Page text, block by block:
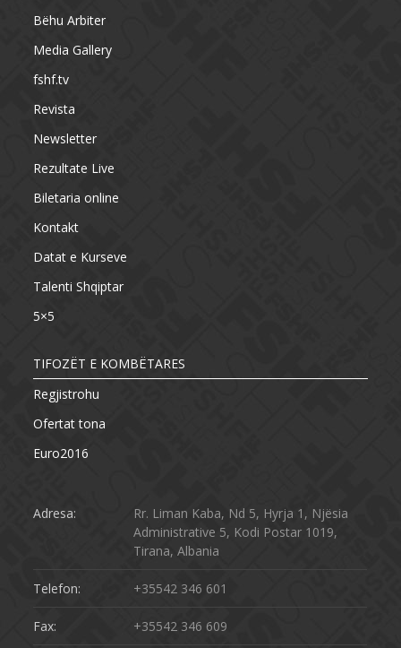
Bëhu Arbiter
Media Gallery
fshf.tv
Revista
Newsletter
Rezultate Live
Biletaria online
Kontakt
Datat e Kurseve
Talenti Shqiptar
5×5
TIFOZËT E KOMBËTARES
Regjistrohu
Ofertat tona
Euro2016
Adresa:
Rr. Liman Kaba, Nd 5, Hyrja 1, Njësia
Administrative 5, Kodi Postar 1019,
Tirana, Albania
Telefon: +35542 346 601
Fax: +35542 346 609